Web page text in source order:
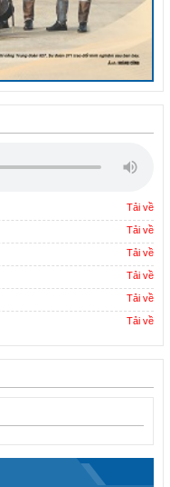
Tải về
Tải về
Tải về
Tải về
Tải về
Tải về